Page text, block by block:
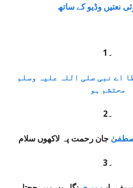
نعتیں وڈیو کے ساتھ
1۔
اے نبی صلی اللہ علیہ وسلم
محتشم ہو
2۔
جان رحمت پہ لاکھوں سلام
3۔